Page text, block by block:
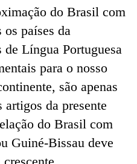
do Brasil com
países da
de Língua Portuguesa
para o nosso
são apenas
da presente
do Brasil com
Guiné-Bissau deve